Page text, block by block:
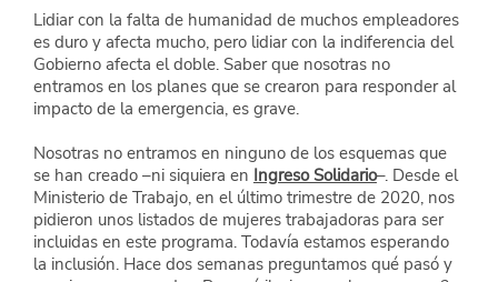
Lidiar con la falta de humanidad de muchos empleadores
es duro y afecta mucho, pero lidiar con la indiferencia del
Gobierno afecta el doble. Saber que nosotras no
entramos en los planes que se crearon para responder al
impacto de la emergencia, es grave.
Nosotras no entramos en ninguno de los esquemas que
se han creado –ni siquiera en Ingreso Solidario–. Desde el
Ministerio de Trabajo, en el último trimestre de 2020, nos
pidieron unos listados de mujeres trabajadoras para ser
incluidas en este programa. Todavía estamos esperando
la inclusión. Hace dos semanas preguntamos qué pasó y